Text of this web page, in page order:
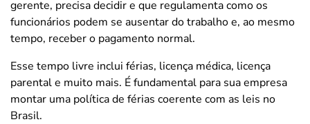
gerente, precisa decidir e que regulamenta como os
funcionários podem se ausentar do trabalho e, ao mesmo
tempo, receber o pagamento normal.
Esse tempo livre inclui férias, licença médica, licença
parental e muito mais. É fundamental para sua empresa
montar uma política de férias coerente com as leis no
Brasil.